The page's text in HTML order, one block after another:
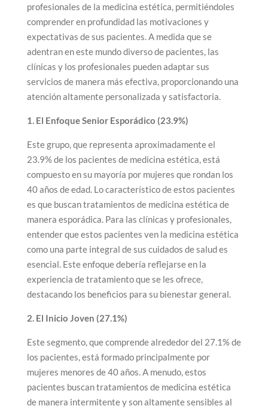
profesionales de la medicina estética, permitiéndoles
comprender en profundidad las motivaciones y
expectativas de sus pacientes. A medida que se
adentran en este mundo diverso de pacientes, las
clínicas y los profesionales pueden adaptar sus
servicios de manera más efectiva, proporcionando una
atención altamente personalizada y satisfactoria.
1. El Enfoque Senior Esporádico (23.9%)
Este grupo, que representa aproximadamente el
23.9% de los pacientes de medicina estética, está
compuesto en su mayoría por mujeres que rondan los
40 años de edad. Lo característico de estos pacientes
es que buscan tratamientos de medicina estética de
manera esporádica. Para las clínicas y profesionales,
entender que estos pacientes ven la medicina estética
como una parte integral de sus cuidados de salud es
esencial. Este enfoque debería reflejarse en la
experiencia de tratamiento que se les ofrece,
destacando los beneficios para su bienestar general.
2. El Inicio Joven (27.1%)
Este segmento, que comprende alrededor del 27.1% de
los pacientes, está formado principalmente por
mujeres menores de 40 años. A menudo, estos
pacientes buscan tratamientos de medicina estética
de manera intermitente y son altamente sensibles al